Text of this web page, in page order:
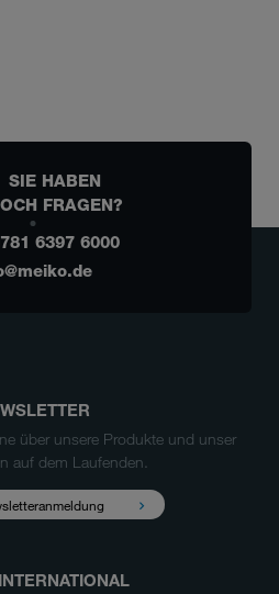
SIE HABEN
FRAGEN?
6397 6000
über unsere Produkte und unser
auf dem Laufenden.